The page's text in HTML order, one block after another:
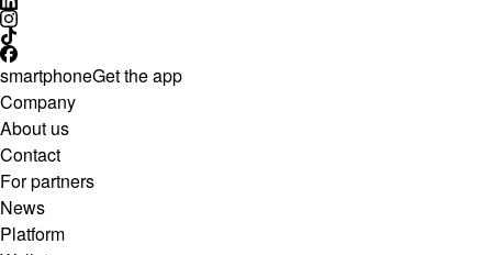
smartphoneGet the app
Company
About us
Contact
For partners
News
Platform